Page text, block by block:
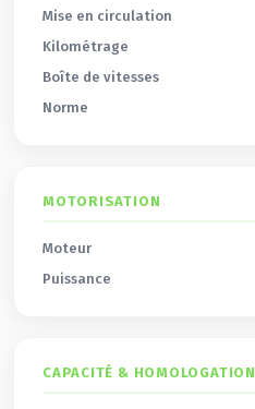
Mise en circulation
Kilométrage
Boîte de vitesses
Norme
MOTORISATION
Moteur
Puissance
CAPACITÉ & HOMOLOGATION